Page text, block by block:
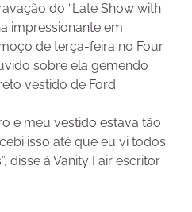
do “Late Show with
impressionante em
de terça-feira no Four
sobre ela gemendo
vestido de Ford.
e meu vestido estava tão
isso até que eu vi todos
disse à Vanity Fair escritor